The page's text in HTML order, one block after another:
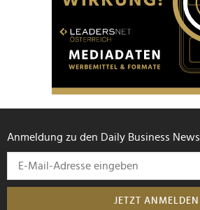
Anmeldung zu den Daily Business News
JETZT ANMELDEN